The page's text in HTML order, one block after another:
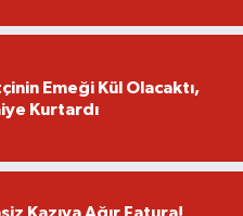
Emeği Kül Olacaktı,
Kurtardı